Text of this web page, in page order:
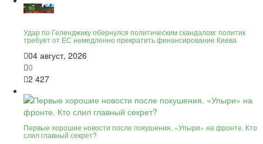
Удар по Геленджику обернулся политическим скандалом: политик
требует от ЕС немедленно прекратить финансирование Киева
04 август, 2026
0
2 427
Первые хорошие новости после покушения. «Упыри» на фронте. Кто
слил главный секрет?